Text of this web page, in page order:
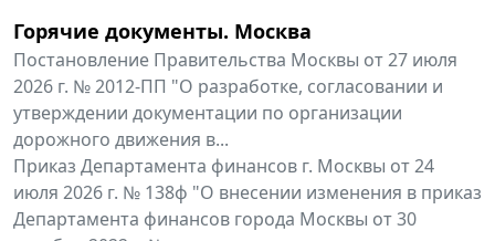
Горячие документы. Москва
Постановление Правительства Москвы от 27 июля
2026 г. № 2012-ПП "О разработке, согласовании и
утверждении документации по организации
дорожного движения в...
Приказ Департамента финансов г. Москвы от 24
июля 2026 г. № 138ф "О внесении изменения в приказ
Департамента финансов города Москвы от 30